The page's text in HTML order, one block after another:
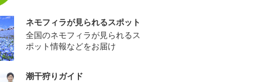
ネモフィラが見られるスポット
全国のネモフィラが見られるス
ポット情報などをお届け
潮干狩りガイド